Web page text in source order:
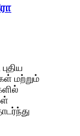
மற்றும்